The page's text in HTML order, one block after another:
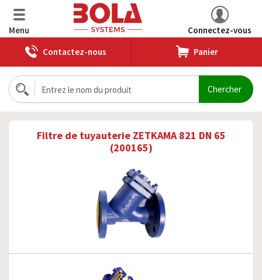
Menu
Connectez-vous
Contactez-nous
Panier
Filtre de tuyauterie ZETKAMA 821 DN 65
(200165)